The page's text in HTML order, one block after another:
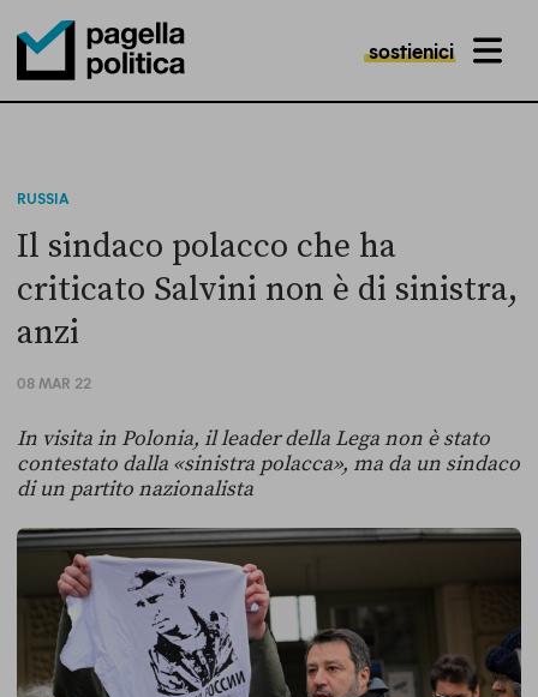
Pagella Politica Logo
sostienici MENU
RUSSIA
Il sindaco polacco che ha
criticato Salvini non è di sinistra,
anzi
08 MAR 22
In visita in Polonia, il leader della Lega non è stato
contestato dalla «sinistra polacca», ma da un sindaco
di un partito nazionalista